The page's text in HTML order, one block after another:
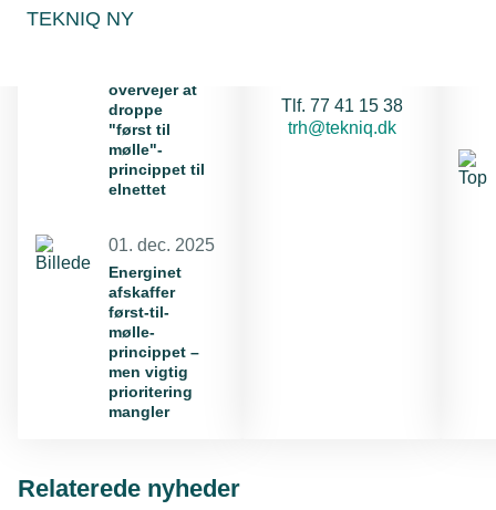
TEKNIQ NY
overvejer at
droppe
"først til
mølle"-
princippet til
elnettet
01. dec. 2025
Energinet
afskaffer
først-til-
mølle-
princippet –
men vigtig
prioritering
mangler
Telefon:
Tlf. 77 41 15 38
E-mail:
trh@tekniq.dk
Relaterede nyheder